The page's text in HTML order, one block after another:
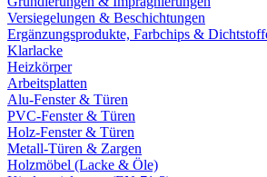
Versiegelungen & Beschichtungen
Ergänzungsprodukte, Farbchips &
Klarlacke
Heizkörper
Arbeitsplatten
Alu-Fenster & Türen
PVC-Fenster & Türen
Holz-Fenster & Türen
Metall-Türen & Zargen
Holzmöbel (Lacke & Öle)